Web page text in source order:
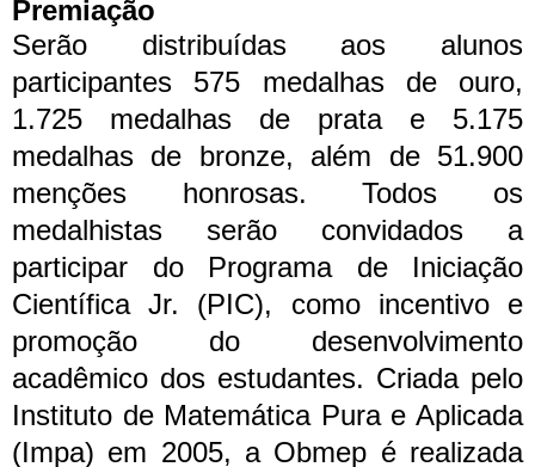
Premiação
Serão distribuídas aos alunos
participantes 575 medalhas de ouro,
1.725 medalhas de prata e 5.175
medalhas de bronze, além de 51.900
menções honrosas. Todos os
medalhistas serão convidados a
participar do Programa de Iniciação
Científica Jr. (PIC), como incentivo e
promoção do desenvolvimento
acadêmico dos estudantes. Criada pelo
Instituto de Matemática Pura e Aplicada
(Impa) em 2005, a Obmep é realizada